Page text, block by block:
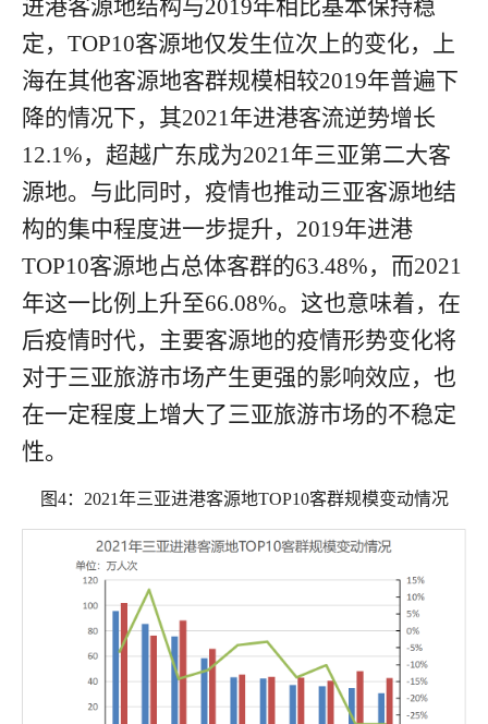
进港客源地结构与2019年相比基本保持稳
定， TOP10客源地仅发生位次上的变化，上
海在其他客源地客群规模相较2019年普遍下
降的情况下，其2021 年进港客流逆势增长
12.1%，超越广东成为2021 年三亚第二大客
源地。与此同时，疫情也推动三亚客源地结
构的集中程度进一步提升， 2019年进港
TOP10客源地占总体客群的63.48%，而2021
年这一比例上升至66.08%。这也意味着，在
后疫情时代，主要客源地的疫情形势变化将
对于三亚旅游市场产生更强的影响效应，也
在一定程度上增大了三亚旅游市场的不稳定
性。
图4： 2021年三亚进港客源地TOP10客群规模变动情况